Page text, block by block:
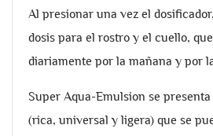
Al presionar una vez el
dosis para el rostro y el cuello,
diariamente por la mañana y por
Super Aqua-Emulsion se
(rica, universal y ligera) que se